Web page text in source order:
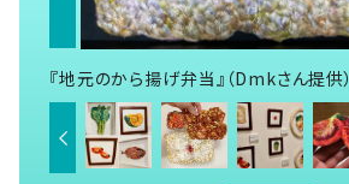
『地元のから揚げ弁当』（Dmkさん提供）